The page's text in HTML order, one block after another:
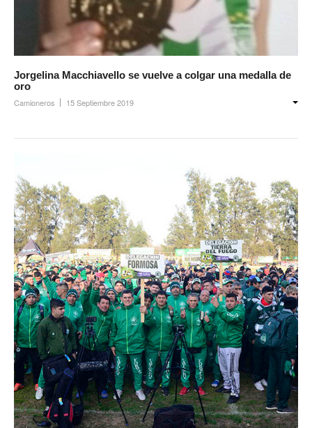
Pago de aportes por CBU
Contacto por ramas
Atención Transitoria de Anses ULAT
CCT 40/89
Psicofísico
Obra social
Oschoca
Autoridades obra social
Clínicas de atención
Seccionales oschoca
Consultorios externos
Jorgelina Macchiavello se vuelve a colgar una medalla de
oro
Camioneros 15 Septiembre 2019